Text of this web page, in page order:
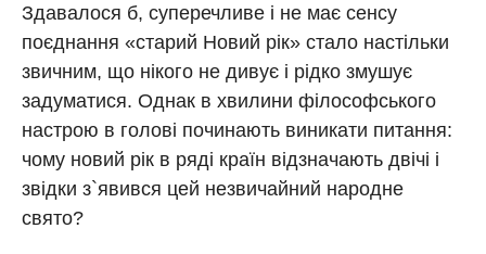
Здавалося б, суперечливе і не має сенсу
поєднання «старий Новий рік» стало настільки
звичним, що нікого не дивує і рідко змушує
задуматися. Однак в хвилини філософського
настрою в голові починають виникати питання:
чому новий рік в ряді країн відзначають двічі і
звідки з`явився цей незвичайний народне
свято?